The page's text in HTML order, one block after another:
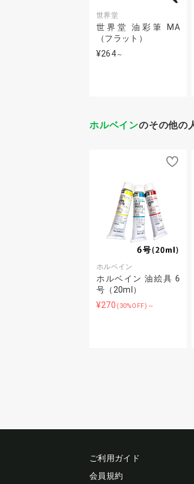
世界堂
世界堂 油彩筆 MA
（フラット）
¥264 ～
ホルベインのその他の
ホルベイン
ホルベイン 油絵具 6
号（20ml）
¥270 (30%OFF)～
ご利用ガイド
会員規約